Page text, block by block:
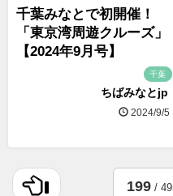
千葉みなとで初開催！
「東京湾周遊クルーズ」
【2024年9月号】
千葉
ちばみなとjp
2024/9/5
199/